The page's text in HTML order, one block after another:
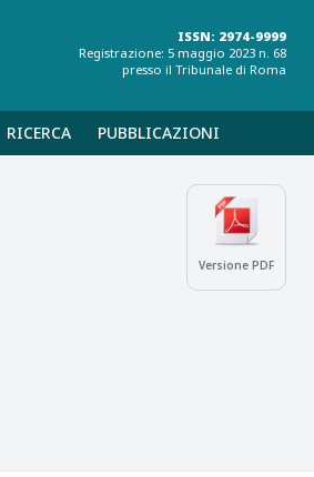
ISSN: 2974-9999
Registrazione: 5 maggio 2023 n. 68
presso il Tribunale di Roma
RICERCA PUBBLICAZIONI
Versione PDF